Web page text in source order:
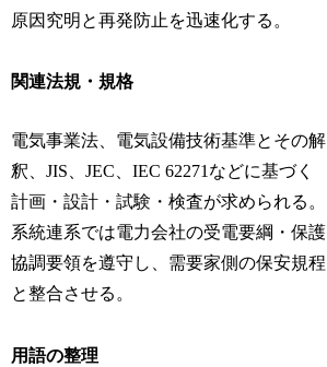
原因究明と再発防止を迅速化する。
関連法規・規格
電気事業法、電気設備技術基準とその解
釈、JIS、JEC、IEC 62271などに基づく
計画・設計・試験・検査が求められる。
系統連系では電力会社の受電要綱・保護
協調要領を遵守し、需要家側の保安規程
と整合させる。
用語の整理